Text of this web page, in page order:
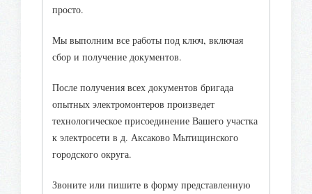
просто.
Мы выполним все работы под ключ, включая
сбор и получение документов.
После получения всех документов бригада
опытных электромонтеров произведет
технологическое присоединение Вашего участка
к электросети в д. Аксаково Мытищинского
городского округа.
Звоните или пишите в форму представленную